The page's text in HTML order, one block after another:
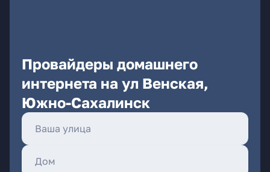
Провайдеры домашнего
интернета на ул Венская,
Южно-Сахалинск